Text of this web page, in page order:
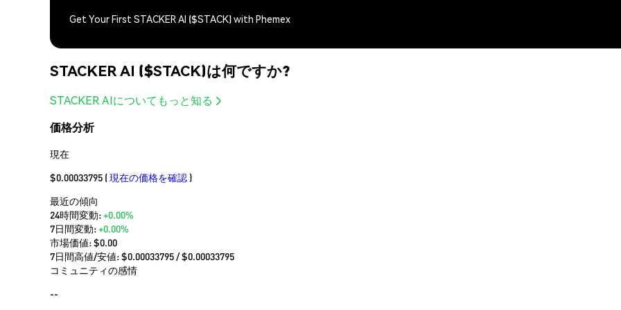
Get Your First STACKER AI ($STACK) with Phemex
STACKER AI ($STACK)は何ですか?
STACKER AIについてもっと知る
価格分析
現在
$0.00033795 (現在の価格を確認 )
最近の傾向
24時間変動:+0.00%
7日間変動:+0.00%
市場価値:$0.00
7日間高値/安値: $0.00033795/ $0.00033795
コミュニティの感情
--